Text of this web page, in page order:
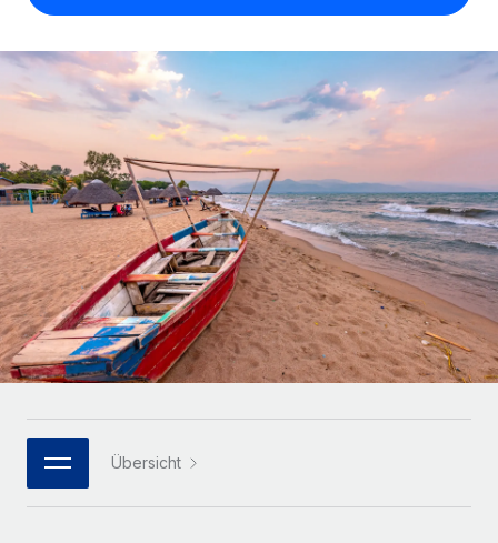
Globales Onboarding und Verwalten von
Freelancer:innen
PEO
Auslagern von komplexen HR-Aufgaben
INFRASTRUKTUR
Remote Embedded
Nahtlose Integration der HR in bestehende Abläufe
Plattform
Integrierte HR-Kernfunktionen für dein Team
MCP
Integrationen
WACHSTUMSPHASE
Agile HR- und Payroll-Lösungen für wachsende
Unternehmen
Mittelstand
Maßgeschneiderte HR-Lösungen, um Teams zu
vergrößern
Enterprise
Globale HR für Konzerne und Großunternehmen
PARTNER WERDEN
Flexible Einbettung von Global-HR-Funktionen in deine
Personalkostenrechner
Gesamtbeschäftigungskosten
Honorarzahlungen berechnen
Informationen zu möglichen Währungen und
Abwicklungsfristen für globale Freelancer:innen
LERNEN MIT REMOTE
Forschung und Leitfäden
Fallstudien
HR-Glossar
Bibliothek für Stellenbeschreibungen
Webinare
Nederlands
Deutsch
Español
Italiano
Português (Portugal)
한국어 Übersicht